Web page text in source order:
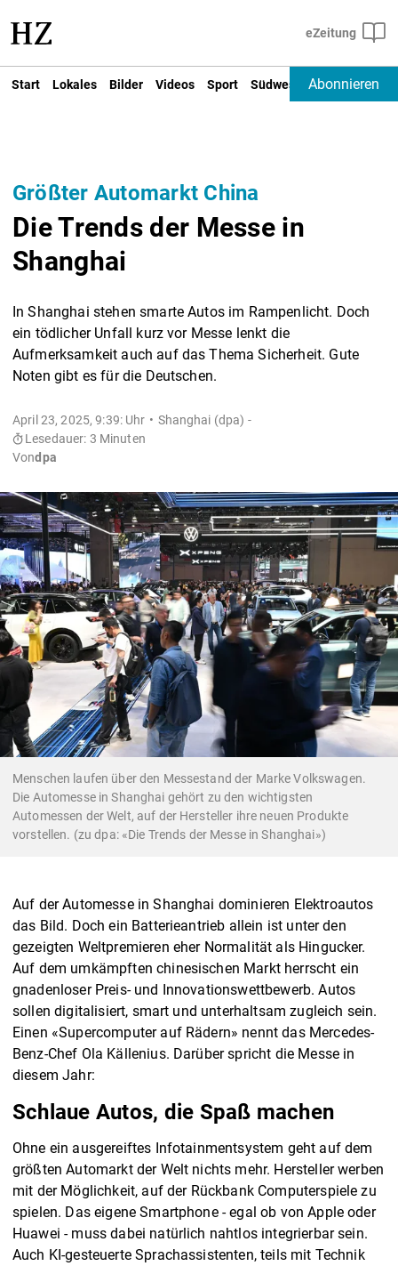
Start Lokales Bilder Videos Sport Südwest Deutschland
Abonnieren
Größter Automarkt China
Die Trends der Messe in
Shanghai
In Shanghai stehen smarte Autos im Rampenlicht. Doch
ein tödlicher Unfall kurz vor Messe lenkt die
Aufmerksamkeit auch auf das Thema Sicherheit. Gute
Noten gibt es für die Deutschen.
April 23, 2025, 9:39: Uhr
Shanghai (dpa) -
Lesedauer: 3 Minuten
Vondpa
Menschen laufen über den Messestand der Marke Volkswagen.
Die Automesse in Shanghai gehört zu den wichtigsten
Automessen der Welt, auf der Hersteller ihre neuen Produkte
vorstellen. (zu dpa: «Die Trends der Messe in Shanghai»)
Auf der Automesse in Shanghai dominieren Elektroautos
das Bild. Doch ein Batterieantrieb allein ist unter den
gezeigten Weltpremieren eher Normalität als Hingucker.
Auf dem umkämpften chinesischen Markt herrscht ein
gnadenloser Preis- und Innovationswettbewerb. Autos
sollen digitalisiert, smart und unterhaltsam zugleich sein.
Einen «Supercomputer auf Rädern» nennt das Mercedes-
Benz-Chef Ola Källenius. Darüber spricht die Messe in
diesem Jahr:
Schlaue Autos, die Spaß machen
Ohne ein ausgereiftes Infotainmentsystem geht auf dem
größten Automarkt der Welt nichts mehr. Hersteller werben
mit der Möglichkeit, auf der Rückbank Computerspiele zu
spielen. Das eigene Smartphone - egal ob von Apple oder
Huawei - muss dabei natürlich nahtlos integrierbar sein.
Auch KI-gesteuerte Sprachassistenten, teils mit Technik